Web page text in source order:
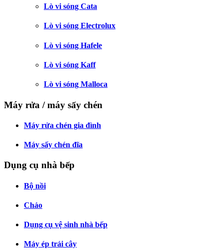
Lò vi sóng Cata
Lò vi sóng Electrolux
Lò vi sóng Hafele
Lò vi sóng Kaff
Lò vi sóng Malloca
Máy rửa / máy sấy chén
Máy rửa chén gia đình
Máy sấy chén đĩa
Dụng cụ nhà bếp
Bộ nồi
Chảo
Dụng cụ vệ sinh nhà bếp
Máy ép trái cây